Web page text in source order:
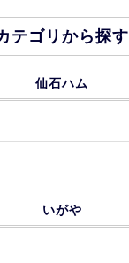
テゴリから探す
仙石ハム
いがや